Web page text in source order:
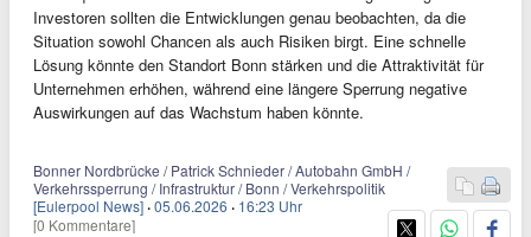
Investoren sollten die Entwicklungen genau beobachten, da die
Situation sowohl Chancen als auch Risiken birgt. Eine schnelle
Lösung könnte den Standort Bonn stärken und die Attraktivität für
Unternehmen erhöhen, während eine längere Sperrung negative
Auswirkungen auf das Wachstum haben könnte.
Bonner Nordbrücke / Patrick Schnieder / Autobahn GmbH /
Verkehrssperrung / Infrastruktur / Bonn / Verkehrspolitik
[Eulerpool News] ·05.06.2026 · 16:23 Uhr
[0 Kommentare]